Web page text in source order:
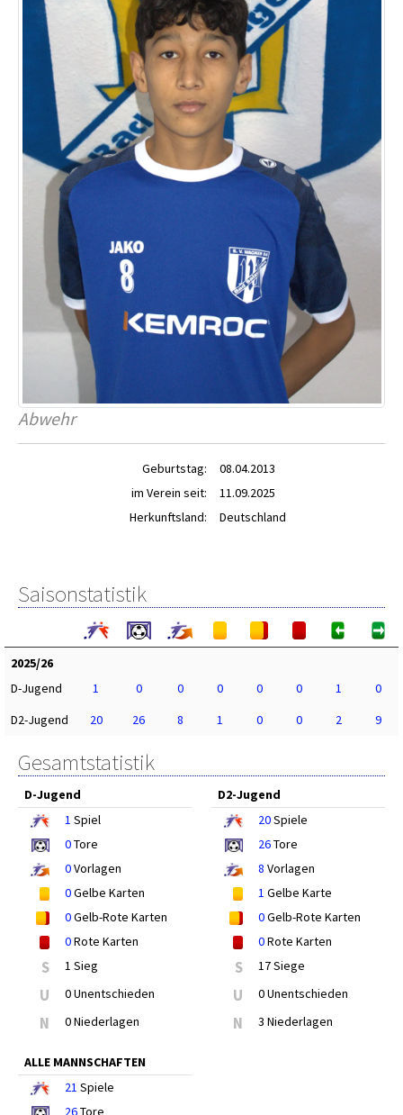
Abwehr
Geburtstag:
08.04.2013
im Verein seit:
11.09.2025
Herkunftsland:
Deutschland
Saisonstatistik
2025/26
D-Jugend
1 0 0 0 0 0 1
0
D2-Jugend
20 26 8 1 0 0 2 9
Gesamtstatistik
D-Jugend
1 Spiel
0Tore
0Vorlagen
0Gelbe Karten
0Gelb-Rote Karten
0Rote Karten
S 1 Sieg
U 0 Unentschieden
N 0 Niederlagen
D2-Jugend
20Spiele
26Tore
8 Vorlagen
1 Gelbe Karte
0Gelb-Rote Karten
0Rote Karten
S 17 Siege
U 0 Unentschieden
N 3 Niederlagen
ALLE MANNSCHAFTEN
21 Spiele
26Tore